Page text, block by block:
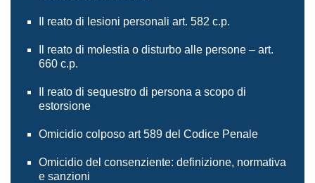
Il reato di lesioni personali art. 582 c.p.
Il reato di molestia o disturbo alle persone – art.
660 c.p.
Il reato di sequestro di persona a scopo di
estorsione
Omicidio colposo art 589 del Codice Penale
Omicidio del consenziente: definizione, normativa
e sanzioni